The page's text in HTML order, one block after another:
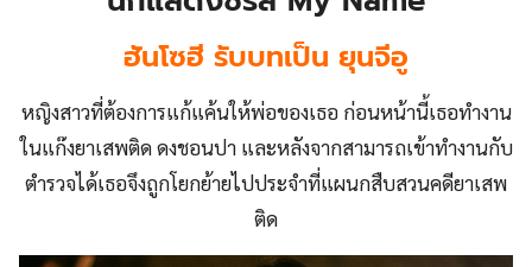
ฮันโซฮี รับบทเป็น ยุนจีอู
หญิงสาวที่ต้องการแก้แค้นให้พ่อของเธอ ก่อนหน้านี้เธอทำงาน
ในแก๊งยาเสพติด ดงชอนปา และหลังจากสามารถเข้าทำงานกับ
ตำรวจได้เธอจึงถูกโยกย้ายไปประจำที่แผนกสืบสวนคดียาเสพ
ติด